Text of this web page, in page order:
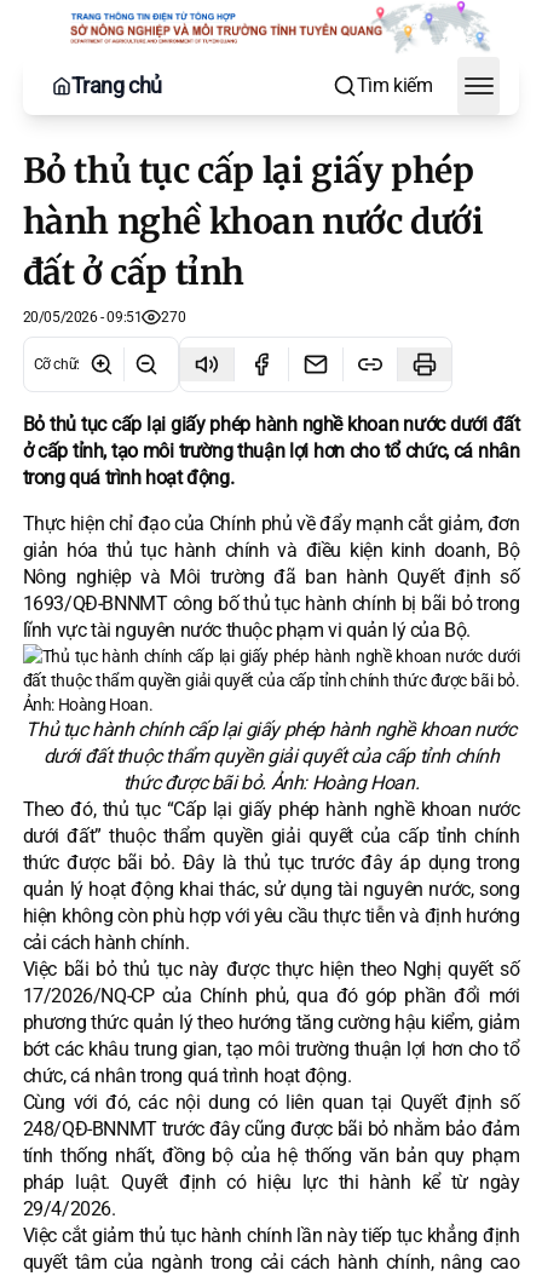
Trang chủ Tìm kiếm
Toggle
Bỏ thủ tục cấp lại giấy phép
hành nghề khoan nước dưới
đất ở cấp tỉnh
20/05/2026 - 09:51 270
Cỡ chữ:
Bỏ thủ tục cấp lại giấy phép hành nghề khoan nước dưới đất
ở cấp tỉnh, tạo môi trường thuận lợi hơn cho tổ chức, cá nhân
trong quá trình hoạt động.
Thực hiện chỉ đạo của Chính phủ về đẩy mạnh cắt giảm, đơn
giản hóa thủ tục hành chính và điều kiện kinh doanh, Bộ
Nông nghiệp và Môi trường đã ban hành Quyết định số
1693/QĐ-BNNMT công bố thủ tục hành chính bị bãi bỏ trong
lĩnh vực tài nguyên nước thuộc phạm vi quản lý của Bộ.
Thủ tục hành chính cấp lại giấy phép hành nghề khoan nước
dưới đất thuộc thẩm quyền giải quyết của cấp tỉnh chính
thức được bãi bỏ. Ảnh: Hoàng Hoan.
Theo đó, thủ tục “Cấp lại giấy phép hành nghề khoan nước
dưới đất” thuộc thẩm quyền giải quyết của cấp tỉnh chính
thức được bãi bỏ. Đây là thủ tục trước đây áp dụng trong
quản lý hoạt động khai thác, sử dụng tài nguyên nước, song
hiện không còn phù hợp với yêu cầu thực tiễn và định hướng
cải cách hành chính.
Việc bãi bỏ thủ tục này được thực hiện theo Nghị quyết số
17/2026/NQ-CP của Chính phủ, qua đó góp phần đổi mới
phương thức quản lý theo hướng tăng cường hậu kiểm, giảm
bớt các khâu trung gian, tạo môi trường thuận lợi hơn cho tổ
chức, cá nhân trong quá trình hoạt động.
Cùng với đó, các nội dung có liên quan tại Quyết định số
248/QĐ-BNNMT trước đây cũng được bãi bỏ nhằm bảo đảm
tính thống nhất, đồng bộ của hệ thống văn bản quy phạm
pháp luật. Quyết định có hiệu lực thi hành kể từ ngày
29/4/2026.
Việc cắt giảm thủ tục hành chính lần này tiếp tục khẳng định
quyết tâm của ngành trong cải cách hành chính, nâng cao